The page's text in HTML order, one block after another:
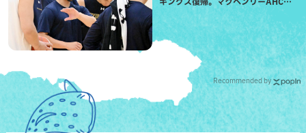
信頼を寄せる理由
Recommended by